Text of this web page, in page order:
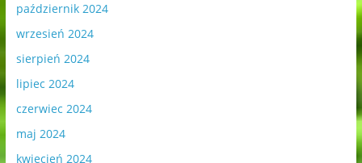
październik 2024
wrzesień 2024
sierpień 2024
lipiec 2024
czerwiec 2024
maj 2024
kwiecień 2024